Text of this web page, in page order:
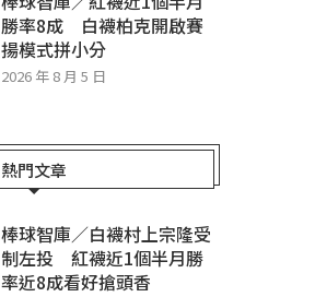
勝率8成 白襪柏克開啟賽
揚模式拼小分
2026 年 8 月 5 日
熱門文章
棒球智庫／白襪村上宗隆受
制左投 紅襪近1個半月勝
率近8成看好搶頭香